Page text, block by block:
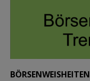
BÖRSENWEISHEITEN